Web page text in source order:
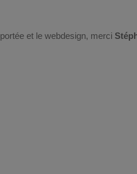
et le webdesign, merci